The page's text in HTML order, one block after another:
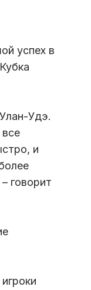
успех в
Удэ.
и
говорит